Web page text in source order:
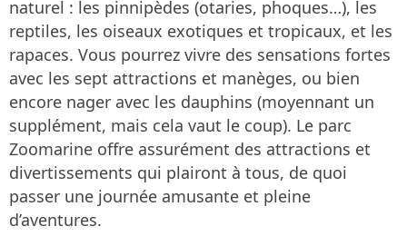
naturel : les pinnipèdes (otaries, phoques…), les
reptiles, les oiseaux exotiques et tropicaux, et les
rapaces. Vous pourrez vivre des sensations fortes
avec les sept attractions et manèges, ou bien
encore nager avec les dauphins (moyennant un
supplément, mais cela vaut le coup). Le parc
Zoomarine offre assurément des attractions et
divertissements qui plairont à tous, de quoi
passer une journée amusante et pleine
d’aventures.